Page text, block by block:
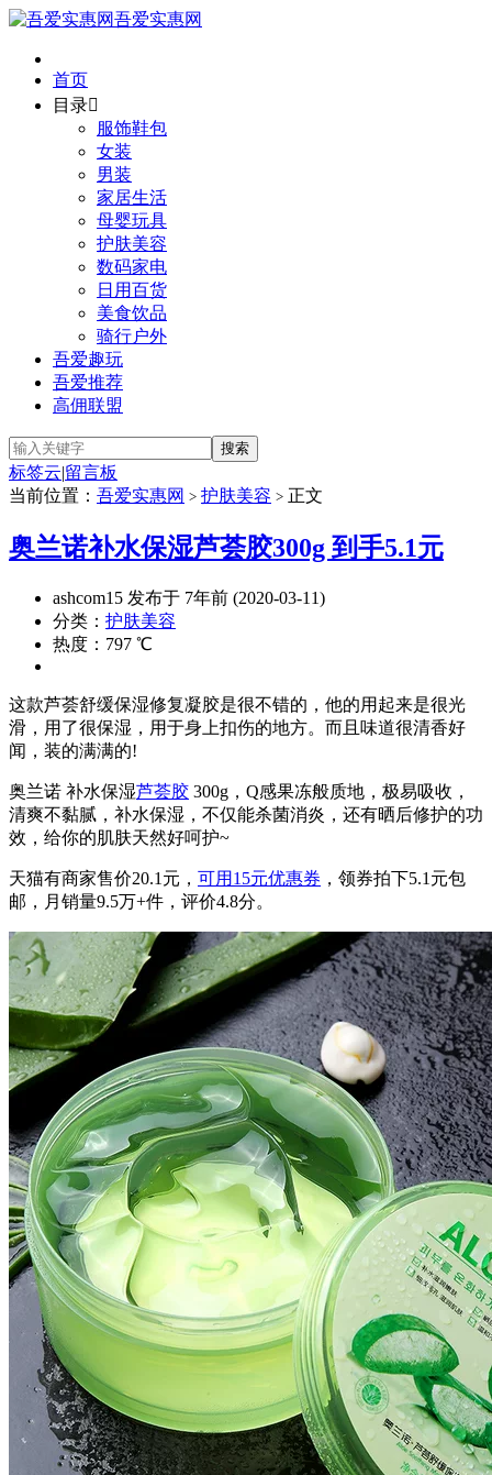
吾爱实惠网
首页
目录
服饰鞋包
女装
男装
家居生活
母婴玩具
护肤美容
数码家电
日用百货
美食饮品
骑行户外
吾爱趣玩
吾爱推荐
高佣联盟
标签云|留言板
当前位置： 吾爱实惠网 > 护肤美容 > 正文
奥兰诺补水保湿芦荟胶300g 到手5.1元
ashcom15 发布于 7年前 (2020-03-11)
分类： 护肤美容
热度：797 ℃
这款芦荟舒缓保湿修复凝胶是很不错的，他的用起来是很光
滑，用了很保湿，用于身上扣伤的地方。而且味道很清香好
闻，装的满满的!
奥兰诺 补水保湿芦荟胶 300g，Q感果冻般质地，极易吸收，
清爽不黏腻，补水保湿，不仅能杀菌消炎，还有晒后修护的功
效，给你的肌肤天然好呵护~
天猫有商家售价20.1元， 可用15元优惠券 ，领券拍下5.1元包
邮，月销量9.5万+件，评价4.8分。